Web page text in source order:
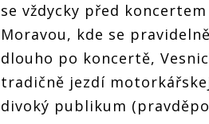
se vždycky před
Moravou, kde se
dlouho po koncertě,
tradičně jezdí
divoký publikum